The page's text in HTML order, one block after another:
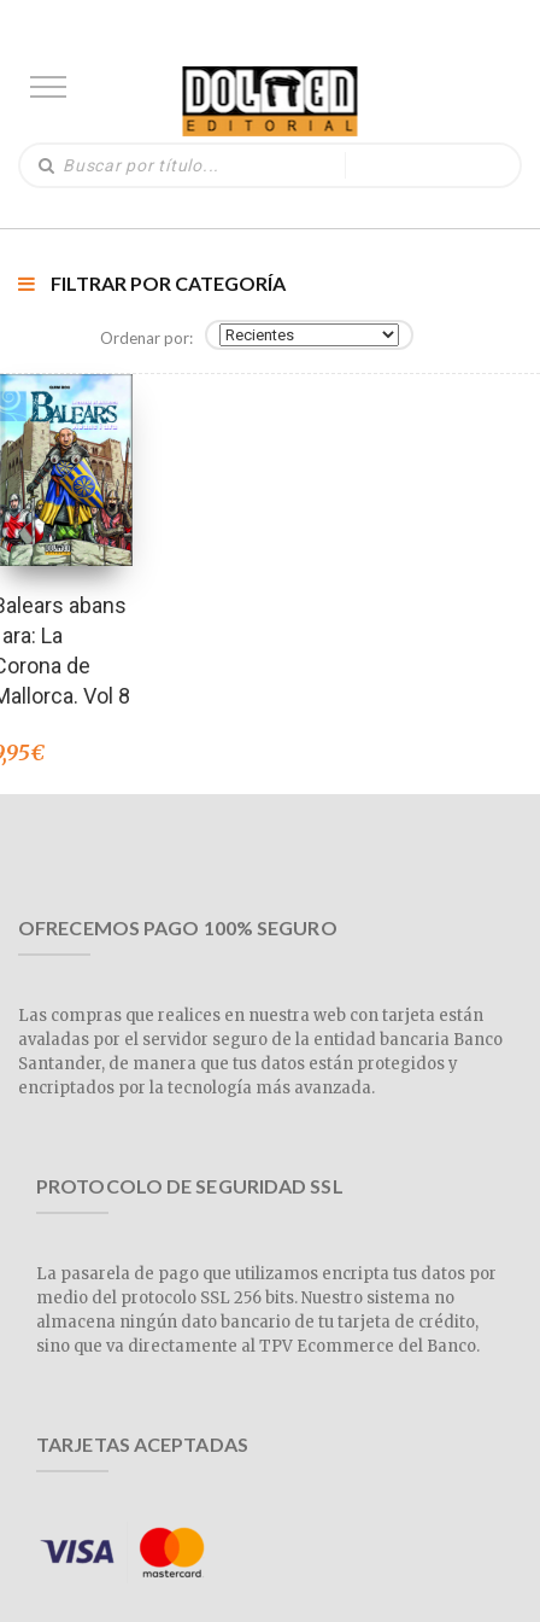
FILTRAR POR CATEGORÍA
Ordenar por:
abans
La
de
Vol 8
€
OFRECEMOS PAGO 100% SEGURO
Las compras que realices en nuestra web con tarjeta están
avaladas por el servidor seguro de la entidad bancaria Banco
Santander, de manera que tus datos están protegidos y
encriptados por la tecnología más avanzada.
PROTOCOLO DE SEGURIDAD SSL
La pasarela de pago que utilizamos encripta tus datos por
medio del protocolo SSL 256 bits. Nuestro sistema no
almacena ningún dato bancario de tu tarjeta de crédito,
sino que va directamente al TPV Ecommerce del Banco.
TARJETAS ACEPTADAS